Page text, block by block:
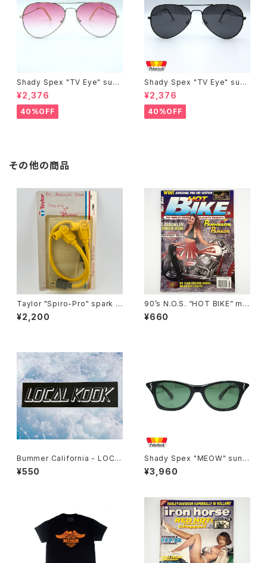
Shady Spex "TV Eye" sung
lasses, Silver w/Rose Grad
ient lenses
¥2,376
40%OFF
Shady Spex "TV Eye" sung
lasses, Black w/Polarized
Grey lenses
¥2,376
40%OFF
その他の商品
Taylor "Spiro-Pro" spark p
lug wires by Sumax #A
¥2,200
90’s N.O.S. “HOT BIKE” ma
gazine #27-08(Aug.’95 iss
ue)
¥660
Bummer California - LOCA
L KOOK STICKER
¥550
Shady Spex "MEOW" sungl
asses, Shiny Black w/Polar
ized G15 lenses
¥3,960